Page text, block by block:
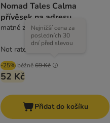
Nomad Tales Calma
přívěsek na adresu
matně zlatá
-25% běžně69 Kč
Nejnižší cena za
posledních 30
dní před slevou
52 Kč
Not rated
Přidat do košíku